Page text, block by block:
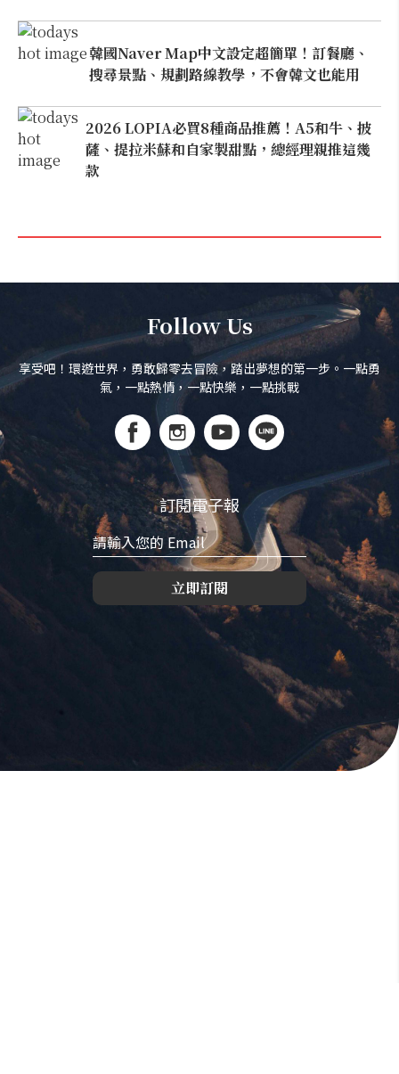
韓國Naver Map中文設定超簡單！訂餐廳、
搜尋景點、規劃路線教學，不會韓文也能用
2026 LOPIA必買8種商品推薦！A5和牛、披
薩、提拉米蘇和自家製甜點，總經理親推這幾
款
Follow Us
享受吧！環遊世界，勇敢歸零去冒險，踏出夢想的第一步。一點勇
氣，一點熱情，一點快樂，一點挑戰
訂閱電子報
立即訂閱